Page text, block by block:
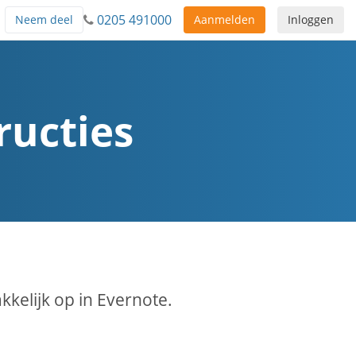
Inloggen
Aanmelden
0205 491000
Neem deel
op in Evernote.